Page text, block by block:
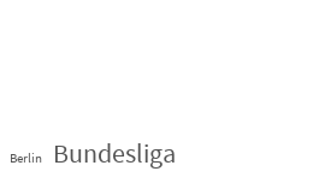
Berlin Bundesliga